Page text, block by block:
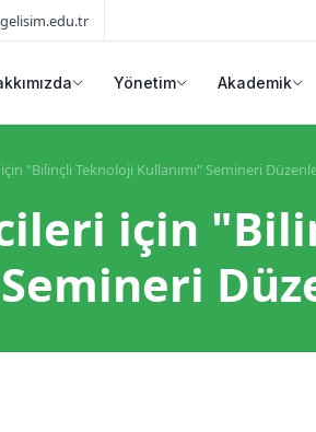
Yönetim Akademik
"Bilinçli Teknoloji Kullanımı" Semineri
için